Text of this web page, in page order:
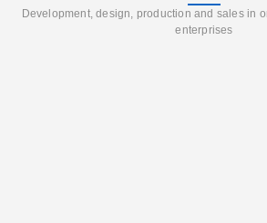
Development, design, production and sales in
enterprises